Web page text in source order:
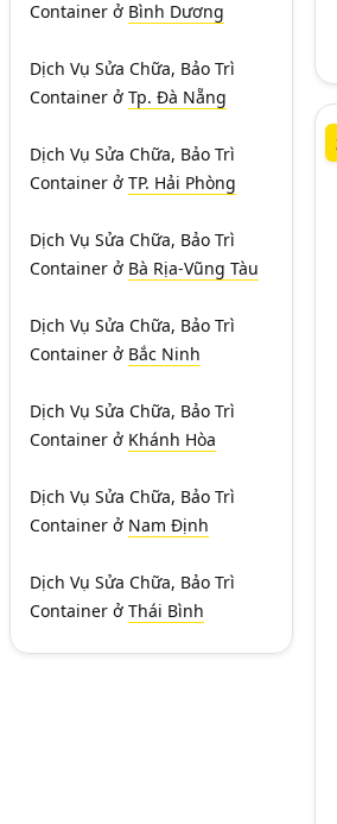
Container ở Bình Dương
Dịch Vụ Sửa Chữa, Bảo Trì
Container ở Tp. Đà Nẵng
Dịch Vụ Sửa Chữa, Bảo Trì
Container ở TP. Hải Phòng
Dịch Vụ Sửa Chữa, Bảo Trì
Container ở Bà Rịa-Vũng Tàu
Dịch Vụ Sửa Chữa, Bảo Trì
Container ở Bắc Ninh
Dịch Vụ Sửa Chữa, Bảo Trì
Container ở Khánh Hòa
Dịch Vụ Sửa Chữa, Bảo Trì
Container ở Nam Định
Dịch Vụ Sửa Chữa, Bảo Trì
Container ở Thái Bình